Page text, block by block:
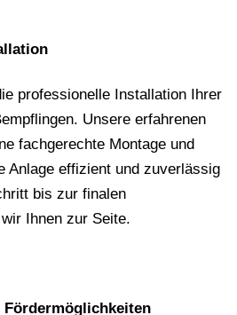
professionelle Installation Ihrer
Unsere erfahrenen
fachgerechte Montage und
Anlage effizient und zuverlässig
bis zur finalen
Ihnen zur Seite.